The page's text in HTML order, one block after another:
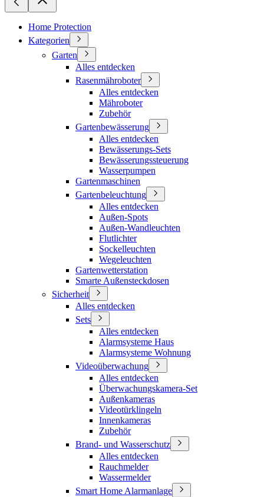
Home Protection
Kategorien
Garten
Alles entdecken
Rasenmähroboter
Alles entdecken
Mähroboter
Zubehör
Gartenbewässerung
Alles entdecken
Bewässerungs-Sets
Bewässerungssteuerung
Wasserpumpen
Gartenmaschinen
Gartenbeleuchtung
Alles entdecken
Außen-Spots
Außen-Wandleuchten
Flutlichter
Sockelleuchten
Wegeleuchten
Gartenwetterstation
Smarte Außensteckdosen
Sicherheit
Alles entdecken
Sets
Alles entdecken
Alarmsysteme Haus
Alarmsysteme Wohnung
Videoüberwachung
Alles entdecken
Überwachungskamera-Set
Außenkameras
Videotürklingeln
Innenkameras
Zubehör
Brand- und Wasserschutz
Alles entdecken
Rauchmelder
Wassermelder
Smart Home Alarmanlage